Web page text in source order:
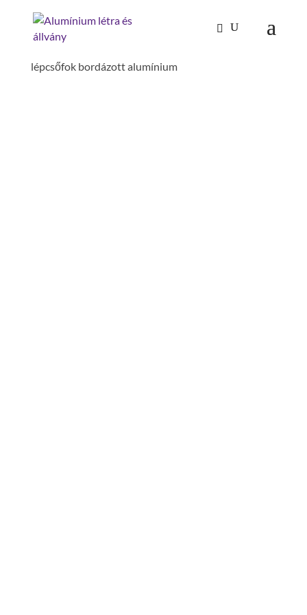
Kezdőlap/Mászástechnika
Lépcső dobogóval 60°
lépcsőfok bordázott alumínium